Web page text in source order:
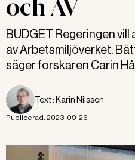
och AV
BUDGET Regeringen vill
av Arbetsmiljöverket.
säger forskaren Carin
Text : Karin Nilsson
Publicerad: 2023-09-26